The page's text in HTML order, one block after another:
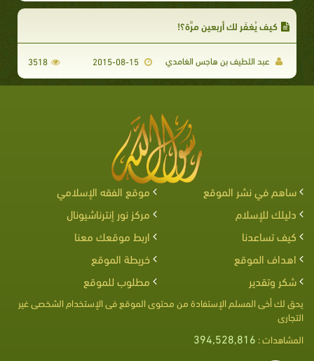
كيف يُغفَر لك أربعين مرَّة؟!
عبد اللطيف بن هاجس الغامدي 3518
ساهم في نشر الموقع
موقع الفقه الإسلامي
دليلك للإسلام
مركز نور إنترناشيونال
كيف تساعدنا
اربط موقعك معنا
اهداف الموقع
خريطة الموقع
شكر وتقدير
مطلوب للموقع
يحق لك أخى المسلم الإستفادة من محتوى الموقع فى الإستخدام الشخصى غير
التجارى
المشاهدات : 394,528,816